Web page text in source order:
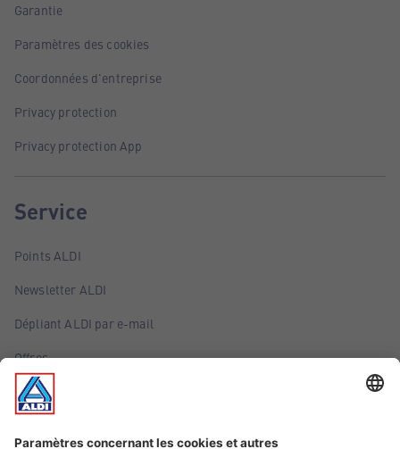
Garantie
Paramètres des cookies
Coordonnées d'entreprise
Privacy protection
Privacy protection App
Service
Points ALDI
Newsletter ALDI
Dépliant ALDI par e-mail
Offres
Infos essentielles